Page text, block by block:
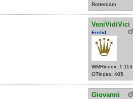
Rotterdam
VeniVidiVici
Erelid
WMRindex: 1.113
OTindex: 405
Giovanni